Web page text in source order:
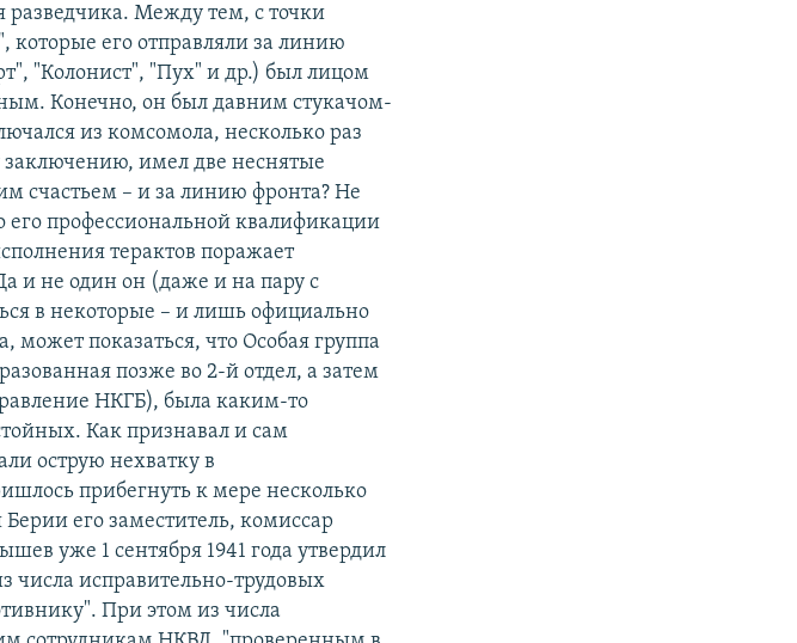
Между тем, с точки
его отправляли за линию
"Колонист", "Пух" и др.) был лицом
Конечно, он был давним стукачом-
из комсомола, несколько раз
заключению, имел две неснятые
счастьем – и за линию фронта? Не
его профессиональной квалификации
терактов поражает
и не один он (даже и на пару с
в некоторые – и лишь официально
показаться, что Особая группа
позже во 2-й отдел, а затем
НКГБ), была каким-то
Как признавал и сам
острую нехватку в
прибегнуть к мере несколько
его заместитель, комиссар
уже 1 сентября 1941 года утвердил
числа исправительно-трудовых
При этом из числа